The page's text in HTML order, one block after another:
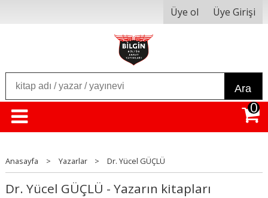
Üye ol Üye Girişi
Ara
0
Anasayfa > Yazarlar > Dr. Yücel GÜÇLÜ
Dr. Yücel GÜÇLÜ - Yazarın kitapları